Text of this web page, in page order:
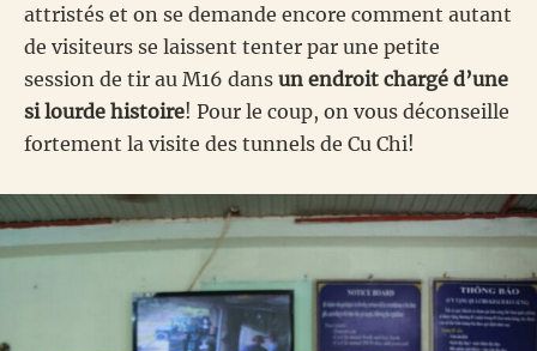
attristés et on se demande encore comment autant
de visiteurs se laissent tenter par une petite
session de tir au M16 dans un endroit chargé d’une
si lourde histoire! Pour le coup, on vous déconseille
fortement la visite des tunnels de Cu Chi!